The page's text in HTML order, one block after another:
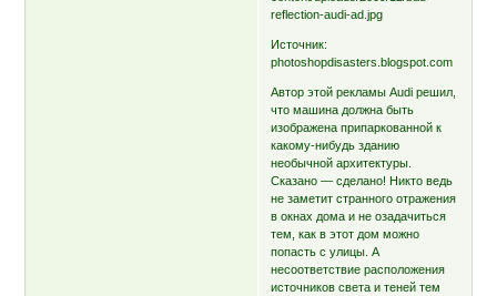
Источник:
photoshopdisasters.blogspot.com
Автор этой рекламы Audi решил,
что машина должна быть
изображена припаркованной к
какому-нибудь зданию
необычной архитектуры.
Сказано — сделано! Никто ведь
не заметит странного отражения
в окнах дома и не озадачиться
тем, как в этот дом можно
попасть с улицы. А
несоответствие расположения
источников света и теней тем